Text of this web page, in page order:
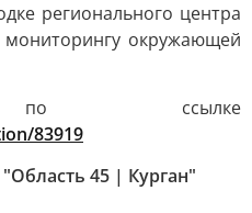
регионального центра
окружающей
по ссылке
83919
45 | Курган"